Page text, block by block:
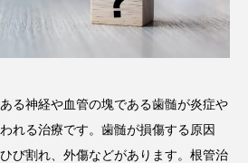
る神経や血管の塊である歯髄が炎症や
れる治療です。歯髄が損傷する原因
び割れ、外傷などがあります。根管治